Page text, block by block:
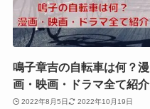
鳴子章吉の自転車は何？漫
画・映画・ドラマ全て紹介
2022年8月5日 2022年10月19日